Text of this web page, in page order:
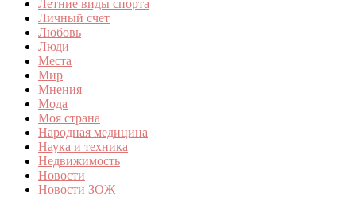
Летние виды спорта
Личный счет
Любовь
Люди
Места
Мир
Мнения
Мода
Моя страна
Народная медицина
Наука и техника
Недвижимость
Новости
Новости ЗОЖ